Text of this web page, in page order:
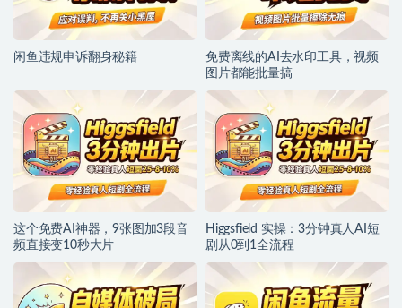
闲鱼违规申诉翻身秘籍
免费离线的AI去水印工具，视频
图片都能批量搞
这个免费AI神器，9张图加3段音
频直接变10秒大片
Higgsfield 实操：3分钟真人AI短
剧从0到1全流程